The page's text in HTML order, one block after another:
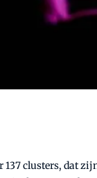
137 clusters, dat